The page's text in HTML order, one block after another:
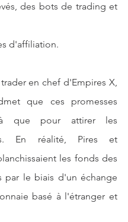
des bots de trading et
d'affiliation.
en chef d'Empires X,
que ces promesses
que pour attirer les
En réalité, Pires et
les fonds des
par le biais d'un échange
basé à l'étranger et